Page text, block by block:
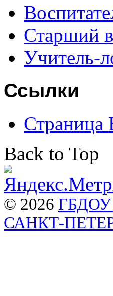
Старший
Учитель-
Ссылки
Страница
Back to Top
© 2026
САНКТ-